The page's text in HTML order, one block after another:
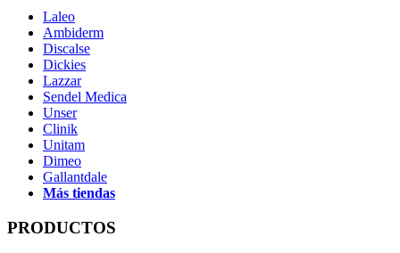
Laleo
Ambiderm
Discalse
Dickies
Lazzar
Sendel Medica
Unser
Clinik
Unitam
Dimeo
Gallantdale
Más tiendas
PRODUCTOS